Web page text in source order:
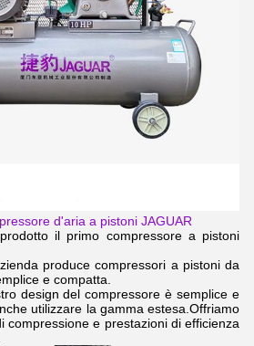
d'aria a pistoni JAGUAR
il primo compressore a pistoni
produce compressori a pistoni da
e compatta.
design del compressore è semplice e
utilizzare la gamma estesa.Offriamo
compressione e prestazioni di efficienza